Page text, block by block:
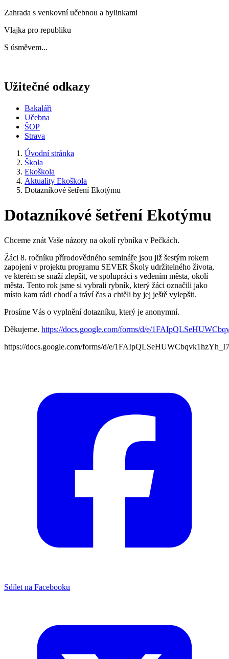
Zahrada s venkovní učebnou a bylinkami
Vlajka pro republiku
S úsměvem...
Užitečné odkazy
Bakaláři
Učebna
ŠOP
Strava
Úvodní stránka
Škola
Ekoškola
Aktuality Ekoškola
Dotazníkové šetření Ekotýmu
Dotazníkové šetření Ekotýmu
Chceme znát Vaše názory na okolí rybníka v Pečkách.
Žáci 8. ročníku přírodovědného semináře jsou již šestým rokem
zapojeni v projektu programu SEVER Školy udržitelného života,
ve kterém se snaží zlepšit, ve spolupráci s vedením města, okolí
města. Tento rok jsme si vybrali rybník, který žáci označili jako
místo kam rádi chodí a tráví čas a chtěli by jej ještě vylepšit.
Prosíme Vás o vyplnění dotazníku, který je anonymní.
Děkujeme. https://docs.google.com/forms/d/e/
https://docs.google.com/forms/d/e/
Sdílet na Facebooku